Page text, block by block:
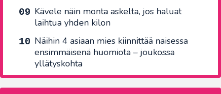
Kävele näin monta askelta, jos haluat
laihtua yhden kilon
Näihin 4 asiaan mies kiinnittää naisessa
ensimmäisenä huomiota – joukossa
yllätyskohta